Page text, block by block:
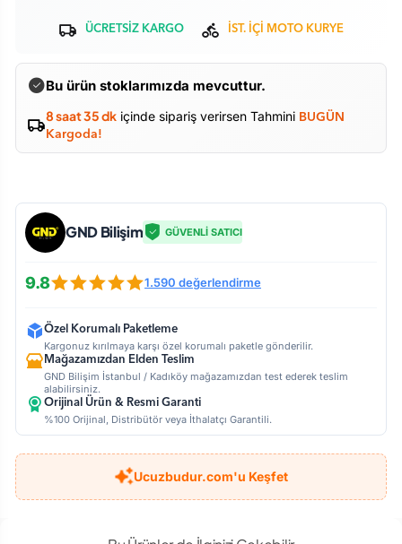
ÜCRETSİZ KARGO İST. İÇİ MOTO KURYE
Bu ürün stoklarımızda mevcuttur.
8 saat 35 dk içinde sipariş verirsen Tahmini BUGÜN
Kargoda!
GND Bilişim GÜVENLİ SATICI
9.8 1.590 değerlendirme
Özel Korumalı Paketleme
Kargonuz kırılmaya karşı özel korumalı paketle gönderilir.
Mağazamızdan Elden Teslim
GND Bilişim İstanbul / Kadıköy mağazamızdan test ederek teslim
alabilirsiniz.
Orijinal Ürün & Resmi Garanti
%100 Orijinal, Distribütör veya İthalatçı Garantili.
Ucuzbudur.com'u Keşfet